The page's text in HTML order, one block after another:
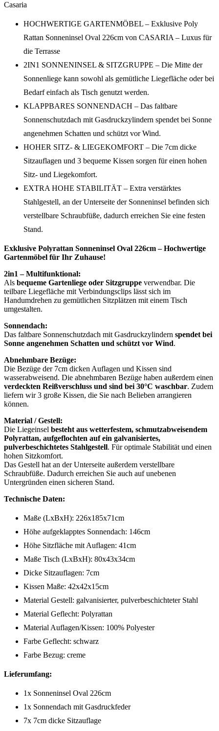
Casaria
HOCHWERTIGE GARTENMÖBEL – Exklusive Poly
Rattan Sonneninsel Oval 226cm von CASARIA – Luxus für
die Terrasse
2IN1 SONNENINSEL & SITZGRUPPE – Die Mitte der
Sonnenliege kann sowohl als gemütliche Liegefläche oder bei
Bedarf einfach als Tisch genutzt werden.
KLAPPBARES SONNENDACH – Das faltbare
Sonnenschutzdach mit Gasdruckzylindern spendet bei Sonne
angenehmen Schatten und schützt vor Wind.
HOHER SITZ- & LIEGEKOMFORT – Die 7cm dicke
Sitzauflagen und 3 bequeme Kissen sorgen für einen hohen
Sitz- und Liegekomfort.
EXTRA HOHE STABILITÄT – Extra verstärktes
Stahlgestell, an der Unterseite der Sonneninsel befinden sich
verstellbare Schraubfüße, dadurch erreichen Sie eine festen
Stand.
Exklusive Polyrattan Sonneninsel Oval 226cm – Hochwertige
Gartenmöbel für Ihr Zuhause!
2in1 – Multifunktional:
Als bequeme Gartenliege oder Sitzgruppe verwendbar. Die
teilbare Liegefläche mit Verbindungsclips lässt sich im
Handumdrehen zu gemütlichen Sitzplätzen mit einem Tisch
umgestalten.
Sonnendach:
Das faltbare Sonnenschutzdach mit Gasdruckzylindern spendet bei
Sonne angenehmen Schatten und schützt vor Wind.
Abnehmbare Bezüge:
Die Bezüge der 7cm dicken Auflagen und Kissen sind
wasserabweisend. Die abnehmbaren Bezüge haben außerdem einen
verdeckten Reißverschluss und sind bei 30°C waschbar. Zudem
liefern wir 3 große Kissen, die Sie nach Belieben arrangieren
können.
Material / Gestell:
Die Liegeinsel besteht aus wetterfestem, schmutzabweisendem
Polyrattan, aufgeflochten auf ein galvanisiertes,
pulverbeschichtetes Stahlgestell. Für optimale Stabilität und einen
hohen Sitzkomfort.
Das Gestell hat an der Unterseite außerdem verstellbare
Schraubfüße. Dadurch erreichen Sie auch auf unebenen
Untergründen einen sicheren Stand.
Technische Daten:
Maße (LxBxH): 226x185x71cm
Höhe aufgeklapptes Sonnendach: 146cm
Höhe Sitzfläche mit Auflagen: 41cm
Maße Tisch (LxBxH): 80x43x34cm
Dicke Sitzauflagen: 7cm
Kissen Maße: 42x42x15cm
Material Gestell: galvanisierter, pulverbeschichteter Stahl
Material Geflecht: Polyrattan
Material Auflagen/Kissen: 100% Polyester
Farbe Geflecht: schwarz
Farbe Bezug: creme
Lieferumfang:
1x Sonneninsel Oval 226cm
1x Sonnendach mit Gasdruckfeder
7x 7cm dicke Sitzauflage